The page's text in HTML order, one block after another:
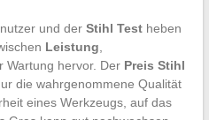
und der Stihl Testheben
Leistung
Wartung hervor. Der Preis Stihl
die wahrgenommene Qualität
eines Werkzeugs, auf das